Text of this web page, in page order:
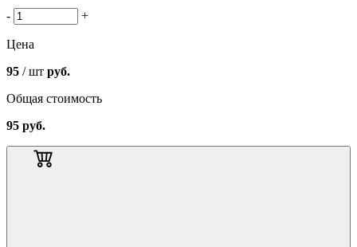
- +
Цена
95 / шт руб.
Общая стоимость
95 руб.